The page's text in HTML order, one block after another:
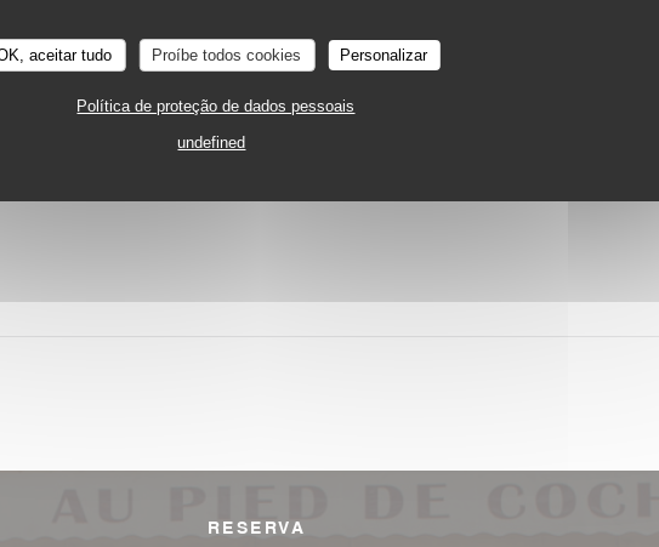
aceitar tudo Proíbe todos cookies Personalizar
Política de proteção de dados pessoais
undefined
11/2021 A 18/11/2021 DO 23H30 NO 23H30
RESERVA